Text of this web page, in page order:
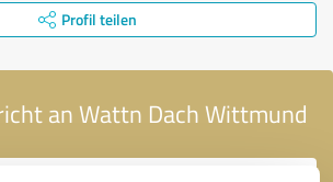
Profil teilen
an Wattn Dach Wittmund